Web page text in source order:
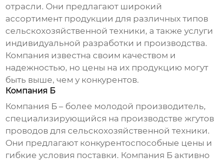
отрасли. Они предлагают широкий
ассортимент продукции для различных типов
сельскохозяйственной техники, а также услуги
индивидуальной разработки и производства.
Компания известна своим качеством и
надежностью, но цены на их продукцию могут
быть выше, чем у конкурентов.
Компания Б
Компания Б – более молодой производитель,
специализирующийся на производствежгутов
проводов для сельскохозяйственной техники.
Они предлагают конкурентоспособные цены и
гибкие условия поставки. Компания Б активно